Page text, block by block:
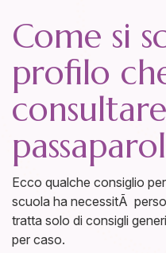
Come si
profilo
Ecco qualche consiglio
scuola ha necessitÃ
tratta solo di consigli
per caso.